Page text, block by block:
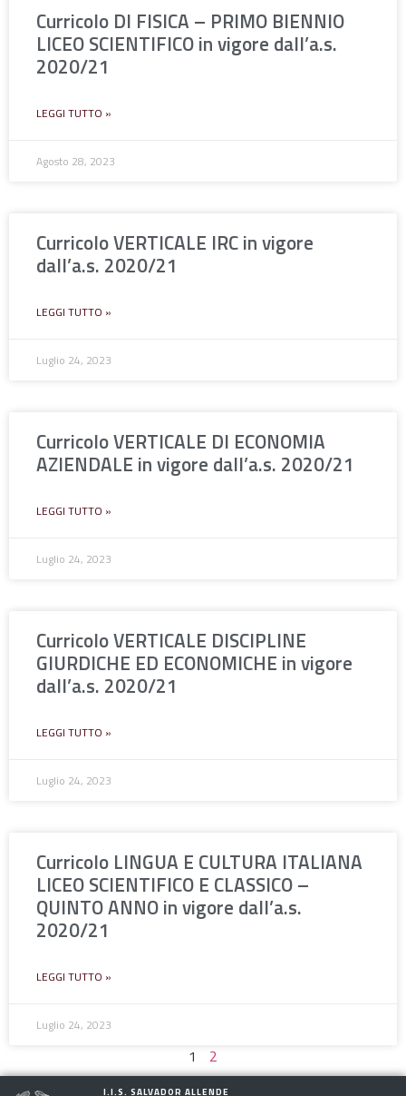
Curricolo DI FISICA – PRIMO BIENNIO
LICEO SCIENTIFICO in vigore dall’a.s.
2020/21
LEGGI TUTTO »
Agosto 28, 2023
Curricolo VERTICALE IRC in vigore
dall’a.s. 2020/21
LEGGI TUTTO »
Luglio 24, 2023
Curricolo VERTICALE DI ECONOMIA
AZIENDALE in vigore dall’a.s. 2020/21
LEGGI TUTTO »
Luglio 24, 2023
Curricolo VERTICALE DISCIPLINE
GIURDICHE ED ECONOMICHE in vigore
dall’a.s. 2020/21
LEGGI TUTTO »
Luglio 24, 2023
Curricolo LINGUA E CULTURA ITALIANA
LICEO SCIENTIFICO E CLASSICO –
QUINTO ANNO in vigore dall’a.s.
2020/21
LEGGI TUTTO »
Luglio 24, 2023
1 2
I.I.S. SALVADOR ALLENDE